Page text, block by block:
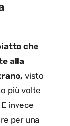
che
alla
visto
più volte
invece
per una